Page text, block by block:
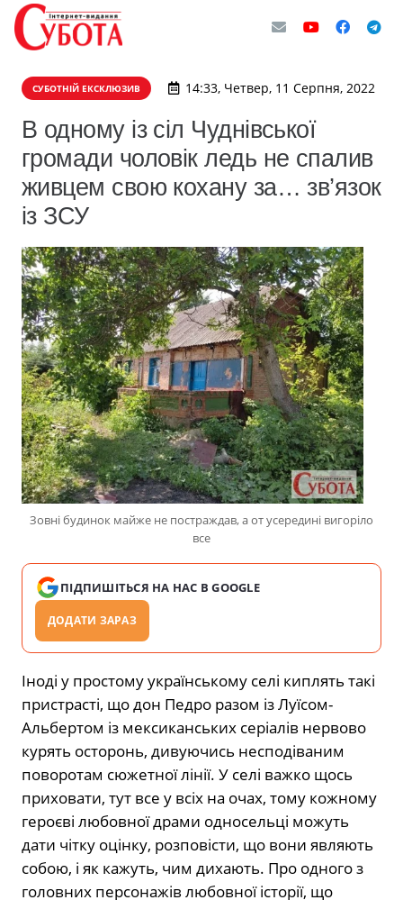
СУБОТНІЙ ЕКСКЛЮЗИВ 14:33, Четвер, 11 Серпня, 2022
В одному із сіл Чуднівської
громади чоловік ледь не спалив
живцем свою кохану за… зв’язок
із ЗСУ
Зовні будинок майже не постраждав, а от усередині вигоріло
все
ПІДПИШІТЬСЯ НА НАС В GOOGLE
ДОДАТИ ЗАРАЗ
Іноді у простому українському селі киплять такі
пристрасті, що дон Педро разом із Луїсом-
Альбертом із мексиканських серіалів нервово
курять осторонь, дивуючись несподіваним
поворотам сюжетної лінії. У селі важко щось
приховати, тут все у всіх на очах, тому кожному
героєві любовної драми односельці можуть
дати чітку оцінку, розповісти, що вони являють
собою, і як кажуть, чим дихають. Про одного з
головних персонажів любовної історії, що